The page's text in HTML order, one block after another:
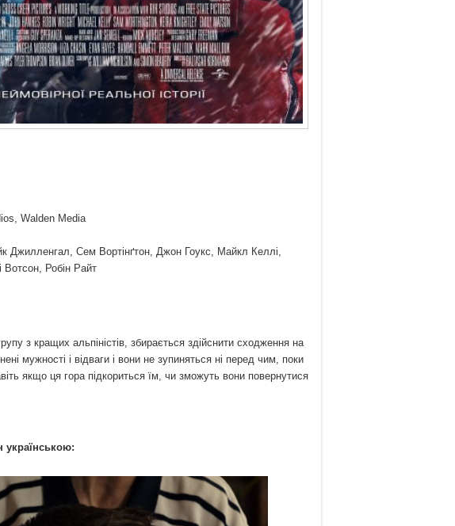
Walden Media
Сем Вортінґтон, Джон Гоукс, Майкл Келлі,
Вотсон, Робін Райт
з кращих альпіністів, збирається здійснити сходження на
мужності і відваги і вони не зупиняться ні перед чим, поки
якщо ця гора підкориться їм, чи зможуть вони повернутися
українською: